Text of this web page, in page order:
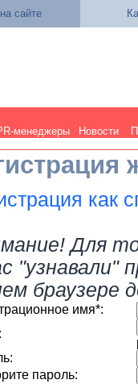
сайте
менеджеры Новости
как
Для
"узнавали"
браузере
имя*:
пароль: